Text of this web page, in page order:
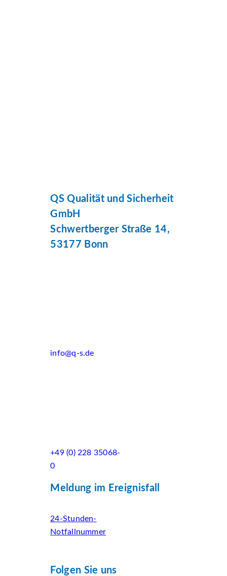
QS Qualität und Sicherheit
GmbH
Schwertberger Straße 14,
53177 Bonn
info@q-s.de
+49 (0) 228 35068-
0
Meldung im Ereignisfall
24-Stunden-
Notfallnummer
Folgen Sie uns